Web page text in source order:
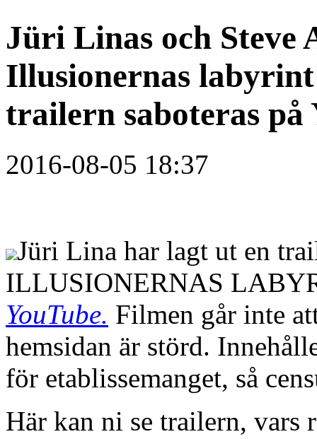
Jüri Linas och Steve
Illusionernas
trailern saboteras på
2016-08-05 18:37
Jüri Lina har lagt ut en
ILLUSIONERNAS
YouTube. Filmen går inte
hemsidan är störd.
för etablissemanget, så
Här kan ni se trailern, vars